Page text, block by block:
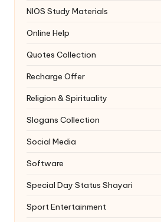
NIOS Study Materials
Online Help
Quotes Collection
Recharge Offer
Religion & Spirituality
Slogans Collection
Social Media
Software
Special Day Status Shayari
Sport Entertainment